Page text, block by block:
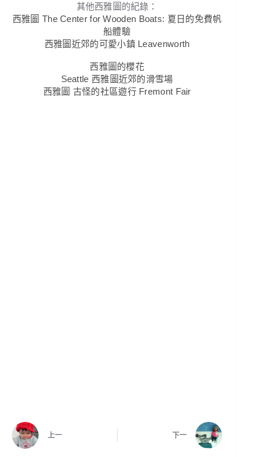
其他西雅圖的紀錄：
西雅圖 The Center for Wooden Boats: 夏日的免費帆
船體驗
西雅圖近郊的可愛小鎮 Leavenworth
西雅圖的櫻花
Seattle 西雅圖近郊的滑雪場
西雅圖 古怪的社區遊行 Fremont Fair
上一 下一